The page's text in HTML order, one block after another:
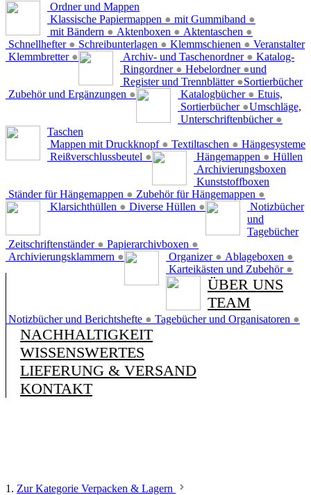
Ordner und Mappen
Klassische Papiermappen ● mit Gummiband ●
mit Bändern ● Aktenboxen ● Aktentaschen ●
Schnellhefter ● Schreibunterlagen ● Klemmschienen ●
Klemmbretter ●
Veranstalter
Archiv- und Taschenordner ●
Ringordner ● Hebelordner ●
Register und Trennblätter ●
Zubehör und Ergänzungen ●
Katalog-
und
Sortierbücher
Katalogbücher ●
Sortierbücher ●
Unterschriftenbücher ●
Etuis,
Umschläge,
Taschen
Mappen mit Druckknopf ● Textiltaschen ●
Reißverschlussbeutel ●
Hängesysteme
Hängemappen ●
Ständer für Hängemappen ● Zubehör für Hängemappen ●
Hüllen
Klarsichthüllen ● Diverse Hüllen ●
Archivierungsboxen
Zeitschriftenständer ● Papierarchivboxen ●
Archivierungsklammern ●
Kunststoffboxen
Organizer ● Ablageboxen ●
Karteikästen und Zubehör ●
Notizbücher
und
Tagebücher
Notizbücher und Berichtshefte ● Tagebücher und Organisatoren ●
ÜBER UNS
TEAM
NACHHALTIGKEIT
WISSENSWERTES
LIEFERUNG & VERSAND
KONTAKT
1. Zur Kategorie Verpacken & Lagern